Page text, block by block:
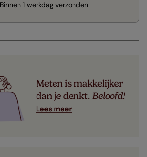
Binnen 1 werkdag verzonden